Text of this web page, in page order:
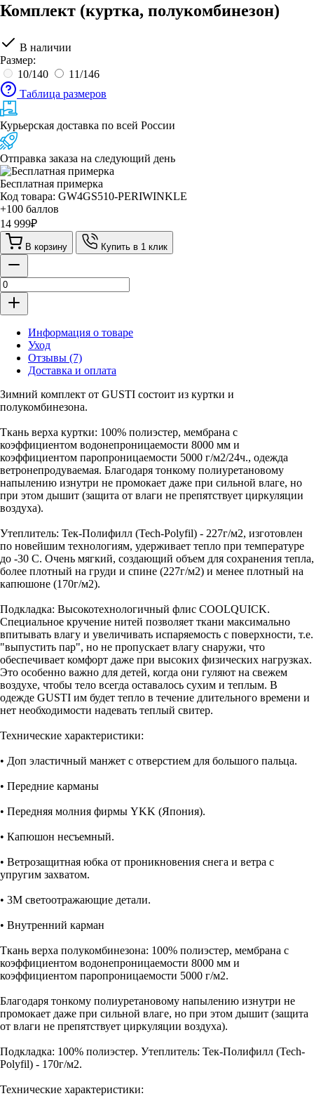
Комплект (куртка, полукомбинезон)
В наличии
Размер:
10/140
11/146
Таблица размеров
Курьерская доставка по всей России
Отправка заказа на следующий день
Бесплатная примерка
Код товара: GW4GS510-PERIWINKLE
+100 баллов
14 999₽
В корзину Купить в 1 клик
Информация о товаре
Уход
Отзывы (7)
Доставка и оплата
Зимний комплект от GUSTI состоит из куртки и
полукомбинезона.
Ткань верха куртки: 100% полиэстер, мембрана с
коэффициентом водонепроницаемости 8000 мм и
коэффициентом паропроницаемости 5000 г/м2/24ч., одежда
ветронепродуваемая. Благодаря тонкому полиуретановому
напылению изнутри не промокает даже при сильной влаге, но
при этом дышит (защита от влаги не препятствует циркуляции
воздуха).
Утеплитель: Тек-Полифилл (Tech-Polyfil) - 227г/м2, изготовлен
по новейшим технологиям, удерживает тепло при температуре
до -30 С. Очень мягкий, создающий объем для сохранения тепла,
более плотный на груди и спине (227г/м2) и менее плотный на
капюшоне (170г/м2).
Подкладка: Высокотехнологичный флис COOLQUICK.
Специальное кручение нитей позволяет ткани максимально
впитывать влагу и увеличивать испаряемость с поверхности, т.е.
"выпустить пар", но не пропускает влагу снаружи, что
обеспечивает комфорт даже при высоких физических нагрузках.
Это особенно важно для детей, когда они гуляют на свежем
воздухе, чтобы тело всегда оставалось сухим и теплым. В
одежде GUSTI им будет тепло в течение длительного времени и
нет необходимости надевать теплый свитер.
Технические характеристики:
• Доп эластичный манжет с отверстием для большого пальца.
• Передние карманы
• Передняя молния фирмы YKK (Япония).
• Капюшон несъемный.
• Ветрозащитная юбка от проникновения снега и ветра с
упругим захватом.
• 3M светоотражающие детали.
• Внутренний карман
Ткань верха полукомбинезона: 100% полиэстер, мембрана с
коэффициентом водонепроницаемости 8000 мм и
коэффициентом паропроницаемости 5000 г/м2.
Благодаря тонкому полиуретановому напылению изнутри не
промокает даже при сильной влаге, но при этом дышит (защита
от влаги не препятствует циркуляции воздуха).
Подкладка: 100% полиэстер. Утеплитель: Тек-Полифилл (Tech-
Polyfil) - 170г/м2.
Технические характеристики: